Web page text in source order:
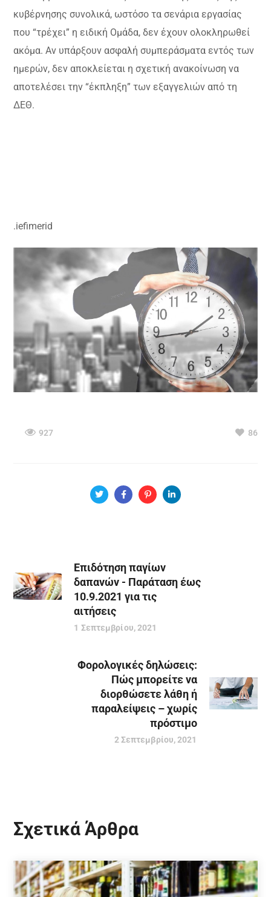
κυβέρνησης συνολικά, ωστόσο τα σενάρια εργασίας
που “τρέχει” η ειδική Ομάδα, δεν έχουν ολοκληρωθεί
ακόμα. Αν υπάρξουν ασφαλή συμπεράσματα εντός των
ημερών, δεν αποκλείεται η σχετική ανακοίνωση να
αποτελέσει την “έκπληξη” των εξαγγελιών από τη
ΔΕΘ.
.iefimerid
927 86
Επιδότηση παγίων
δαπανών - Παράταση έως
10.9.2021 για τις
αιτήσεις
1 Σεπτεμβρίου, 2021
Φορολογικές δηλώσεις:
Πώς μπορείτε να
διορθώσετε λάθη ή
παραλείψεις – χωρίς
πρόστιμο
2 Σεπτεμβρίου, 2021
Σχετικά Άρθρα